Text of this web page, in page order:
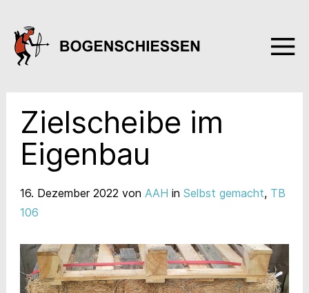
Zielscheibe im
Eigenbau
16. Dezember 2022 von AAH in Selbst gemacht, TB
106